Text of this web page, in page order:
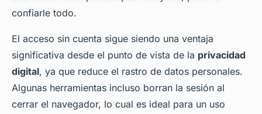
confiarle todo.
El acceso sin cuenta sigue siendo una ventaja
significativa desde el punto de vista de la privacidad
digital, ya que reduce el rastro de datos personales.
Algunas herramientas incluso borran la sesión al
cerrar el navegador, lo cual es ideal para un uso